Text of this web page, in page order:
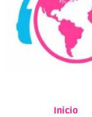
Inicio